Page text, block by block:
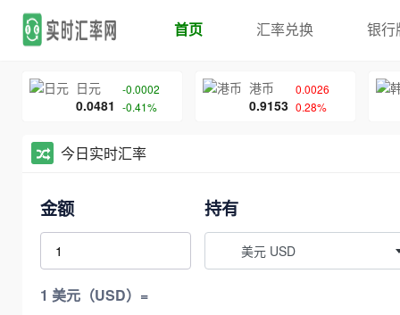
首页 汇率兑换 银行
日元
0.0481
-0.0002
-0.41%
港币
0.9153
0.0026
0.28%
今日实时汇率
金额 持有
美元 USD
1 美元（USD）=